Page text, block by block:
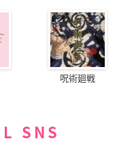
呪術廻戦
SNS